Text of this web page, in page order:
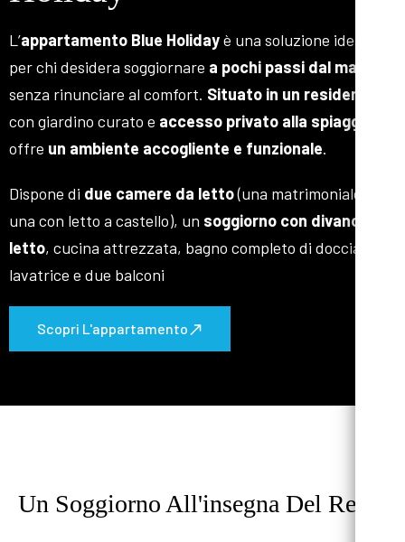
L’appartamento Blue Holidayè una soluzione ideale
per chi desidera soggiornare a pochi passi dal mare
senza rinunciare al comfort. Situato in un residence
con giardino curato e accesso privato alla spiaggia
offre un ambiente accogliente e funzionale.
Dispone di due camere da letto(una matrimoniale e
una con letto a castello), un soggiorno con divano
letto, cucina attrezzata, bagno completo di doccia e
lavatrice e due balconi
Scopri L'appartamento
Un SoggiornoAll'insegna Del Relax